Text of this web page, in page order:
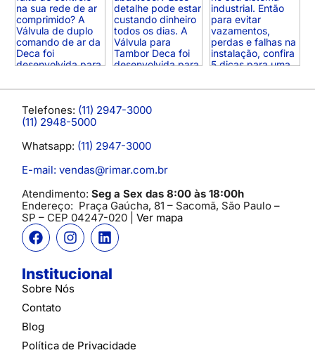
Telefones: (11) 2947-3000
(11) 2948-5000
Whatsapp: (11) 2947-3000
E-mail: vendas@rimar.com.br
Atendimento: Seg a Sex das 8:00 às 18:00h
Endereço: Praça Gaúcha, 81 – Sacomã, São Paulo –
SP – CEP 04247-020 | Ver mapa
Institucional
Sobre Nós
Contato
Blog
Política de Privacidade